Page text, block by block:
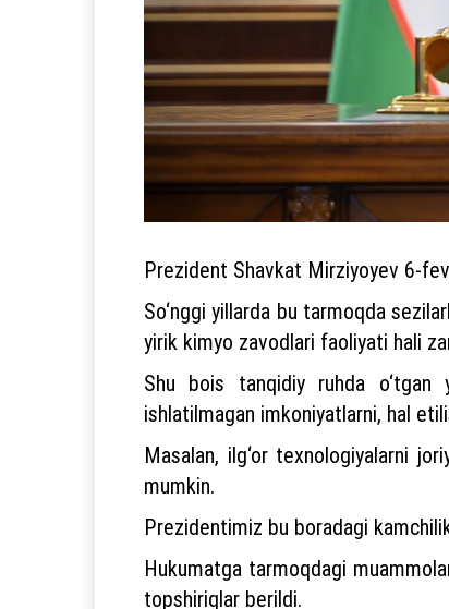
Prezident Shavkat Mirziyoyev 6-
So‘nggi yillarda bu tarmoqda
yirik kimyo zavodlari faoliyati hali
Shu bois tanqidiy ruhda o‘tgan
ishlatilmagan imkoniyatlarni, hal
Masalan, ilg‘or texnologiyalarni
mumkin.
Prezidentimiz bu boradagi
Hukumatga tarmoqdagi
topshiriqlar berildi.